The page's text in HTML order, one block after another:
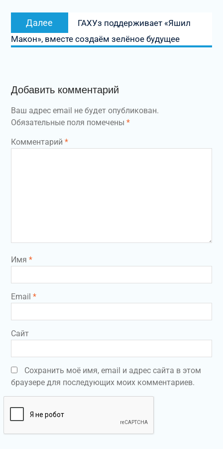
Далее
запись:
ГАХУз поддерживает «Яшил
Макон», вместе создаём зелёное будущее
Добавить комментарий
Ваш адрес email не будет опубликован.
Обязательные поля помечены *
Комментарий *
Имя *
Email *
Сайт
Сохранить моё имя, email и адрес сайта в этом
браузере для последующих моих комментариев.